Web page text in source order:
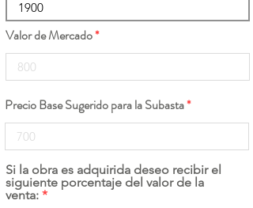
Valor de Mercado
Precio Base Sugerido para la Subasta
Si la obra es adquirida deseo recibir el
siguiente porcentaje del valor de la
venta: